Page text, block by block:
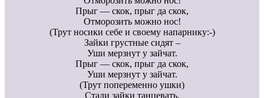
Прыг — скок, прыг да скок,
Отморозить можно нос!
(Трут носики себе и своему напарнику:-)
Зайки грустные сидят –
Уши мерзнут у зайчат.
Прыг — скок, прыг да скок,
Уши мерзнут у зайчат.
(Трут попеременно ушки)
Стали зайки танцевать,